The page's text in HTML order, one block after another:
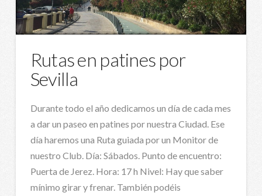
Rutas en patines por
Sevilla
Durante todo el año dedicamos un día de cada mes
a dar un paseo en patines por nuestra Ciudad. Ese
día haremos una Ruta guiada por un Monitor de
nuestro Club. Día: Sábados. Punto de encuentro:
Puerta de Jerez. Hora: 17 h Nivel: Hay que saber
mínimo girar y frenar. También podéis